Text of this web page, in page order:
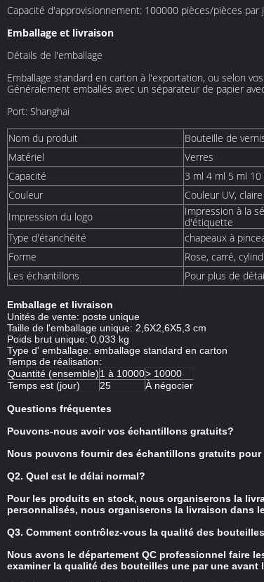
Capacité d'approvisionnement: 100000 pièces/pièces par
Emballage et livraison
Détails de l'emballage
Emballage standard en carton à l'exportation, ou selon
Généralement emballés avec un séparateur de papier
Port: Shanghai
Nom du produit
Bouteille de
Matériel
Verres
Capacité
3 ml 4 ml 5 ml
Couleur
Couleur UV,
Impression du logo
Impression à la
d'étiquette
Type d'étanchéité
chapeaux à
Forme
Rose, carré,
Les échantillons
Pour plus de
Emballage et livraison
Unités de vente: poste unique
Taille de l'emballage unique: 2,6X2,6X5,3 cm
Poids brut unique: 0,033 kg
Type d' emballage: emballage standard en carton
Temps de réalisation:
Quantité (ensemble)1 à 10000> 10000
Temps est (jour)
25 À négocier
Questions fréquentes
Pouvons-nous avoir vos échantillons gratuits?
Nous pouvons fournir des échantillons gratuits
Q2. Quel est le délai normal?
Pour les produits en stock, nous organiserons la
personnalisés, nous organiserons la livraison dans
Q3. Comment contrôlez-vous la qualité des
Nous avons le département QC professionnel faire
examiner la qualité des bouteilles une par une avant